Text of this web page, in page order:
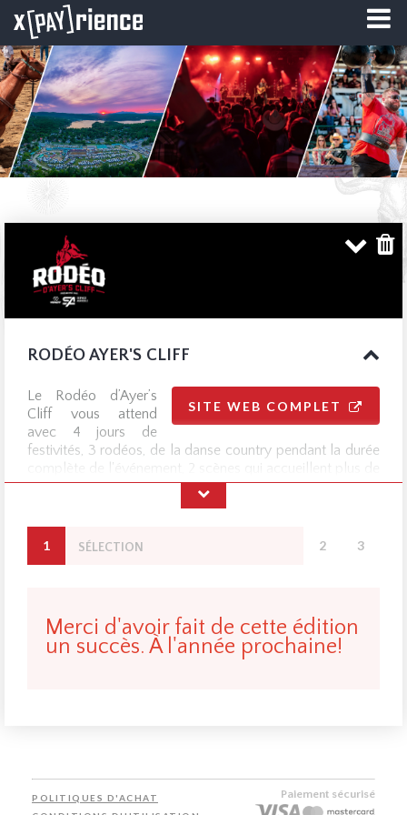
RODÉO AYER'S CLIFF
SITE WEB COMPLET
Le Rodéo d’Ayer’s
Cliff vous attend
avec 4 jours de
festivités, 3 rodéos, de la danse country pendant la durée
complète de l'événement, 2 scènes qui accueillent plus de
10 spectacles de musique d'artistes country, plus de 350
compétiteurs de partout à travers le monde, plus de 200
bénévoles, des spectacles pour toute la famille, plus de
300 campings et plus encore ! Consultez notresite Web
1 SÉLECTION 2 3
Merci d'avoir fait de cette édition
un succès. À l'année prochaine!
POLITIQUES D'ACHAT
Paiement sécurisé